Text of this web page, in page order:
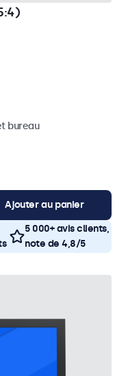
bureau
Ajouter au panier
5 000+ avis clients,
note de 4,8/5